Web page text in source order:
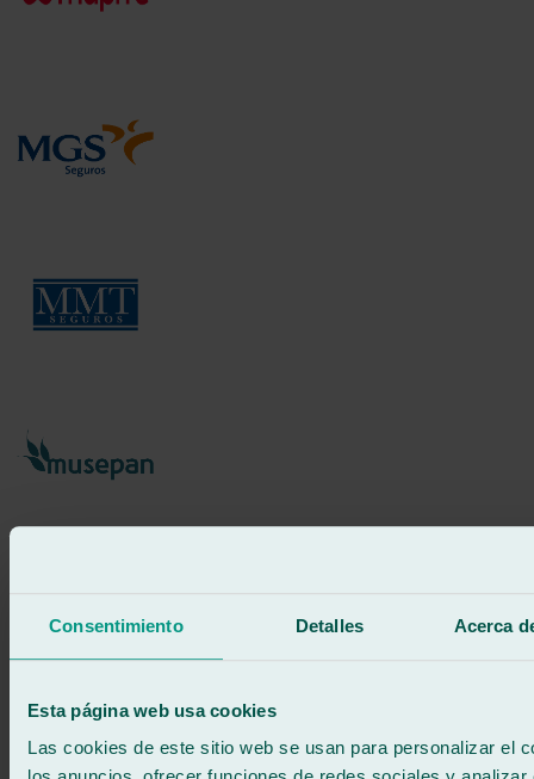
Consentimiento Detalles Acerca
Esta página web usa cookies
Las cookies de este sitio web se usan para personalizar el